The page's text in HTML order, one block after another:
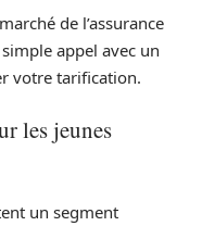
de l’assurance
appel avec un
votre tarification.
les jeunes
un segment